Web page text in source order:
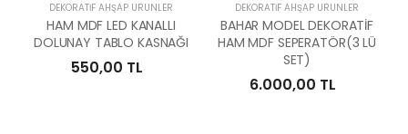
DEKORATİF AHŞAP ÜRÜNLER
HAM MDF LED KANALLI
DOLUNAY TABLO KASNAĞI
550,00 TL
DEKORATİF AHŞAP ÜRÜNLER
BAHAR MODEL DEKORATİF
HAM MDF SEPERATÖR(3 LÜ
SET)
6.000,00 TL